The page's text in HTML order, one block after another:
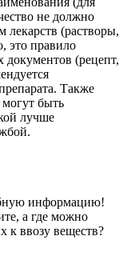
не должно
(растворы,
это правило
(рецепт,
Также
быть
лучше
информацию!
а где можно
к ввозу веществ?